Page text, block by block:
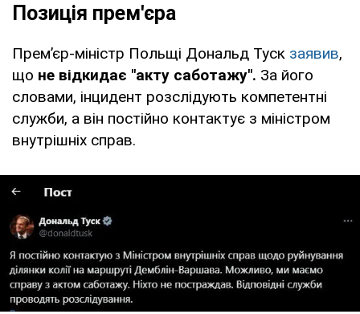
Позиція прем'єра
Прем’єр-міністр Польщі Дональд Туск заявив,
що не відкидає "акту саботажу". За його
словами, інцидент розслідують компетентні
служби, а він постійно контактує з міністром
внутрішніх справ.